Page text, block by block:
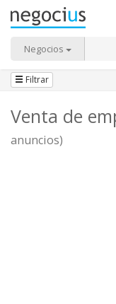
Negocios
Filtrar
Venta de
anuncios)